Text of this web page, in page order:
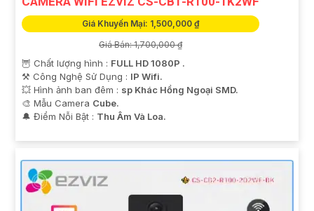
Giá Khuyến Mại: 1,500,000 ₫
Giá Bán: 1,700,000 ₫
🦉 Chất lượng hình : FULL HD 1080P .
⚒ Công Nghệ Sử Dụng : IP Wifi.
💥 Hình ảnh ban đêm : sp Khác Hồng Ngoại SMD.
🎨 Mẫu Camera Cube.
️🔔 Điểm Nỗi Bật : Thu Âm Và Loa.